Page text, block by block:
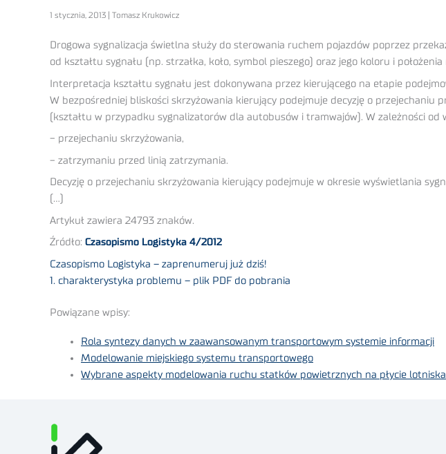
1 stycznia, 2013 | Tomasz Krukowicz
Drogowa sygnalizacja świetlna służy do sterowania ruchem pojazdów poprzez
od kształtu sygnału (np. strzałka, koło, symbol pieszego) oraz jego koloru i
Interpretacja kształtu sygnału jest dokonywana przez kierującego na etapie
W bezpośredniej bliskości skrzyżowania kierujący podejmuje decyzję o przejechaniu
(kształtu w przypadku sygnalizatorów dla autobusów i tramwajów). W zależności od
− przejechaniu skrzyżowania,
− zatrzymaniu przed linią zatrzymania.
Decyzję o przejechaniu skrzyżowania kierujący podejmuje w okresie wyświetlania
(…)
Artykuł zawiera 24793 znaków.
Źródło: Czasopismo Logistyka 4/2012
Czasopismo Logistyka – zaprenumeruj już dziś!
1. charakterystyka problemu – plik PDF do pobrania
Powiązane wpisy:
Rola syntezy danych w zaawansowanym transportowym systemie informacji
Modelowanie miejskiego systemu transportowego
Wybrane aspekty modelowania ruchu statków powietrznych na płycie lotniska